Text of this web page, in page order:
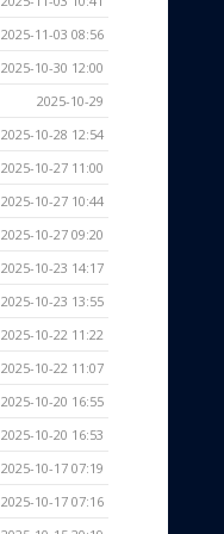
2025-11-03 08:56
2025-10-30 12:00
2025-10-29
2025-10-28 12:54
2025-10-27 11:00
2025-10-27 10:44
2025-10-27 09:20
2025-10-23 14:17
2025-10-23 13:55
2025-10-22 11:22
2025-10-22 11:07
2025-10-20 16:55
2025-10-20 16:53
2025-10-17 07:19
2025-10-17 07:16